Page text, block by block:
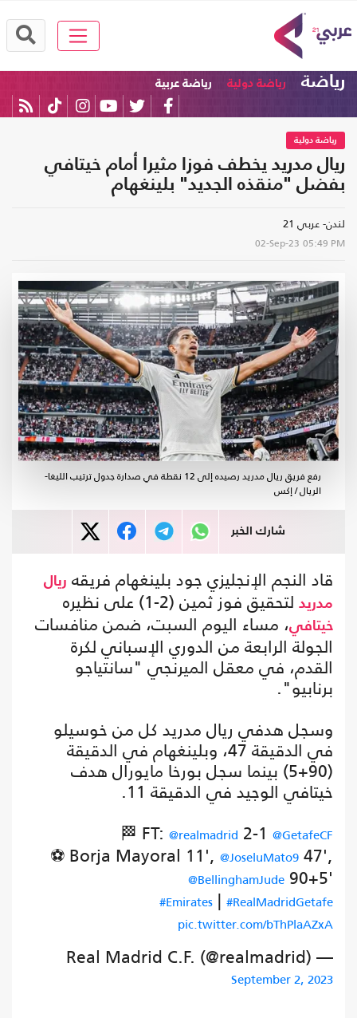
رياضة رياضة دولية رياضة عربية
رياضة دولية
ريال مدريد يخطف فوزا مثيرا أمام خيتافي
بفضل "منقذه الجديد" بلينغهام
لندن- عربي 21
02-Sep-23 05:49 PM
رفع فريق ريال مدريد رصيده إلى 12 نقطة في صدارة جدول ترتيب الليغا-
الريال / إكس
شارك الخبر
قاد النجم الإنجليزي جود بلينغهام فريقه ريال
مدريد لتحقيق فوز ثمين (2-1) على نظيره
خيتافي، مساء اليوم السبت، ضمن منافسات
الجولة الرابعة من الدوري الإسباني لكرة
القدم، في معقل الميرنجي "سانتياجو
برنابيو".
وسجل هدفي ريال مدريد كل من خوسيلو
في الدقيقة 47، وبلينغهام في الدقيقة
(90+5) بينما سجل بورخا مايورال هدف
خيتافي الوجيد في الدقيقة 11.
🏁 FT: @realmadrid 2-1 @GetafeCF
⚽ Borja Mayoral 11', @JoseluMato9 47',
@BellinghamJude 90+5'
#Emirates | #RealMadridGetafe
pic.twitter.com/bThPlaAZxA
— Real Madrid C.F. (@realmadrid)
September 2, 2023